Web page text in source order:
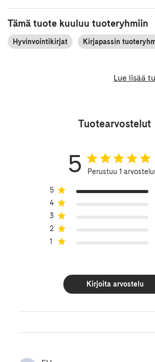
Tämä tuote kuuluu tuoteryhmiin
Hyvinvointikirjat Kirjapassin
Lue lisää
Tuotearvostelut
5 Perustuu 1
5
4
3
2
1
Kirjoita arvostelu